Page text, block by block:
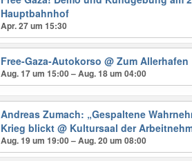
Hauptbahnhof
Apr. 27 um 15:30
Free-Gaza-Autokorso@ Zum Allerhafen
Aug. 17 um 15:00 – Aug. 18 um 04:00
Andreas Zumach: „Gespaltene
Krieg blickt@ Kultursaal der
Aug. 19 um 19:00 – Aug. 20 um 08:00